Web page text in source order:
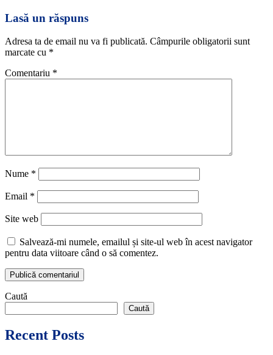
Lasă un răspuns
Adresa ta de email nu va fi publicată. Câmpurile obligatorii sunt
marcate cu *
Comentariu *
Nume *
Email *
Site web
Salvează-mi numele, emailul și site-ul web în acest navigator
pentru data viitoare când o să comentez.
Caută
Caută
Recent Posts